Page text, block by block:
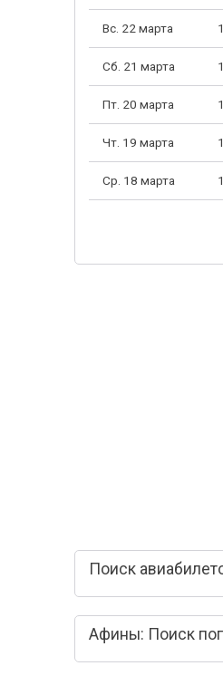
Вс. 22 марта
Сб. 21 марта
Пт. 20 марта
Чт. 19 марта
Ср. 18 марта
Поиск
Афины: Поиск